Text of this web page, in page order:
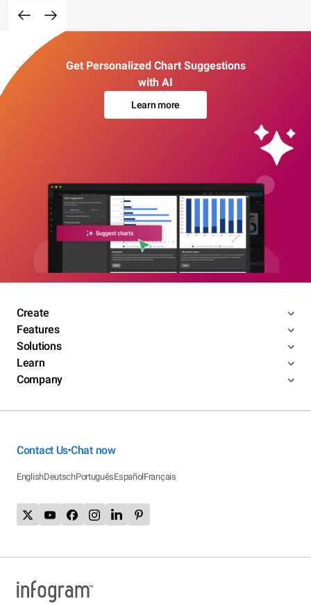
Get Personalized Chart Suggestions
with AI
Learn more
Create
Features
Solutions
Learn
Company
Contact Us•Chat now
EnglishDeutschPortuguêsEspañolFrançais